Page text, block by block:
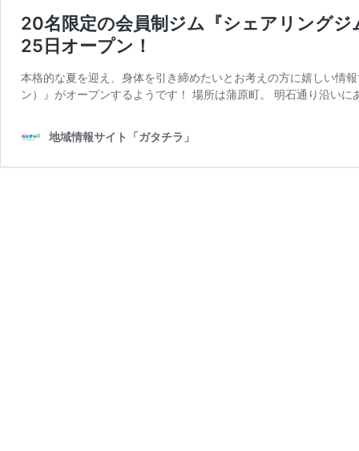
20名限定の会員制ジム『シェアリング
25日オープン！
本格的な夏を迎え、身体を引き締めたいとお考えの方に嬉しい情
ン）』がオープンするようです！ 場所は蒲原町。 明石通り沿い
地域情報サイト「ガタチラ」